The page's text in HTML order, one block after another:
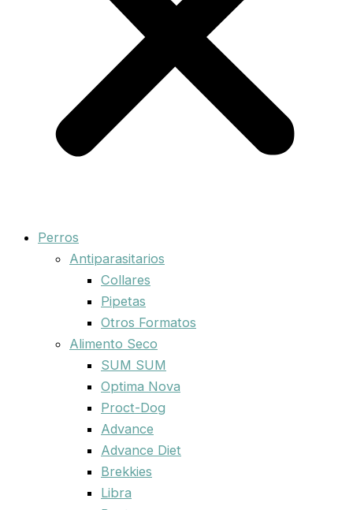
Perros
Antiparasitarios
Collares
Pipetas
Otros Formatos
Alimento Seco
SUM SUM
Optima Nova
Proct-Dog
Advance
Advance Diet
Brekkies
Libra